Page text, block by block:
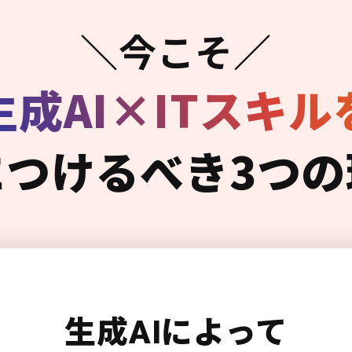
＼今こそ／
成AI×ITスキル
けるべき3つ
生成AIによって